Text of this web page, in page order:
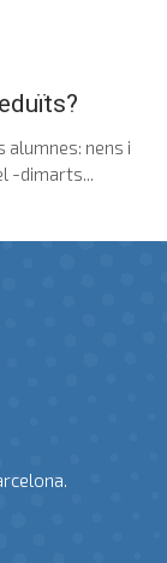
alumnes: nens i
-dimarts...